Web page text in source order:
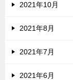
2021年10月
2021年8月
2021年7月
2021年6月